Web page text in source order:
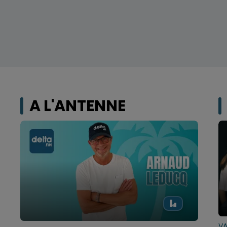
A L'ANTENNE